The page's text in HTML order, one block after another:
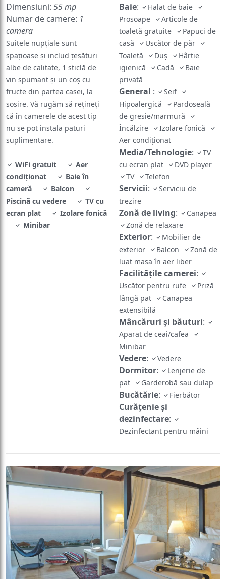
Dimensiuni: 55 mp
Numar de camere: 1
camera
Suitele nupţiale sunt
spaţioase şi includ ţesături
albe de calitate, 1 sticlă de
vin spumant şi un coş cu
fructe din partea casei, la
sosire. Vă rugăm să rețineți
că în camerele de acest tip
nu se pot instala paturi
suplimentare.
WiFi gratuit
Aer
condiționat
Baie în
cameră
Balcon
Piscină cu vedere
TV cu
ecran plat
Izolare fonică
Minibar
Baie:
Halat de baie
Prosoape
Articole de
toaletă gratuite
Papuci de
casă
Uscător de păr
Toaletă
Duș
Hârtie
igienică
Cadă
Baie
privată
General :
Seif
Hipoalergică
Pardoseală
de gresie/marmură
Încălzire
Izolare fonică
Aer condiționat
Media/Tehnologie:
TV
cu ecran plat
DVD player
TV
Telefon
Servicii:
Serviciu de
trezire
Zonă de living:
Canapea
Zonă de relaxare
Exterior:
Mobilier de
exterior
Balcon
Zonă de
luat masa în aer liber
Facilităţile camerei:
Uscător pentru rufe
Priză
lângă pat
Canapea
extensibilă
Mâncăruri și băuturi:
Aparat de ceai/cafea
Minibar
Vedere: Vedere
Dormitor:
Lenjerie de
pat
Garderobă sau dulap
Bucătărie: Fierbător
Curățenie și
dezinfectare:
Dezinfectant pentru mâini